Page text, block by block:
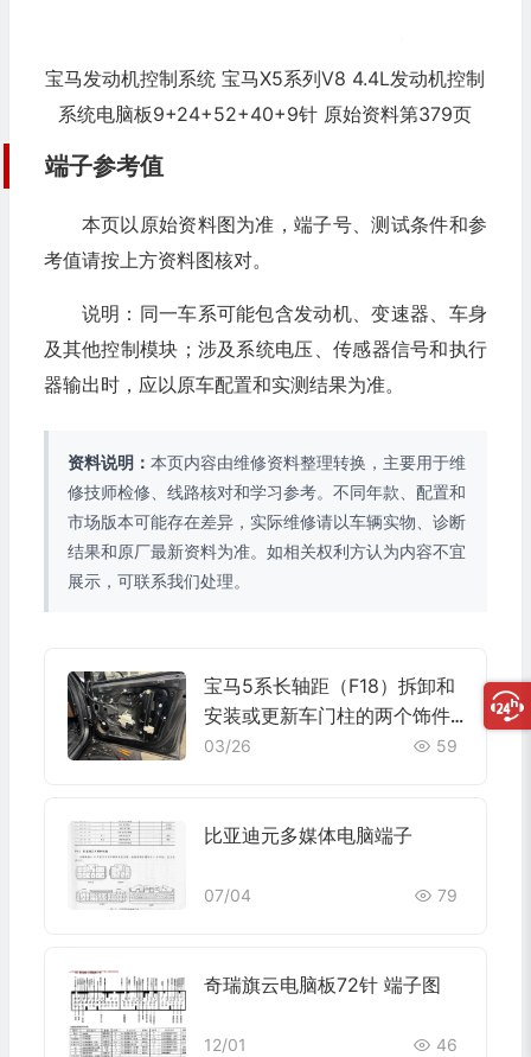
宝马发动机控制系统 宝马X5系列V8 4.4L发动机控制
系统电脑板9+24+52+40+9针 原始资料第379页
端子参考值
本页以原始资料图为准，端子号、测试条件和参
考值请按上方资料图核对。
说明：同一车系可能包含发动机、变速器、车身
及其他控制模块；涉及系统电压、传感器信号和执行
器输出时，应以原车配置和实测结果为准。
资料说明： 本页内容由维修资料整理转换，主要用于维
修技师检修、线路核对和学习参考。不同年款、配置和
市场版本可能存在差异，实际维修请以车辆实物、诊断
结果和原厂最新资料为准。如相关权利方认为内容不宜
展示，可联系我们处理。
宝马5系长轴距（F18）拆卸和
安装或更新车门柱的两个饰件
施工与复检标准
03/26 59
比亚迪元多媒体电脑端子
07/04 79
奇瑞旗云电脑板72针 端子图
12/01 46